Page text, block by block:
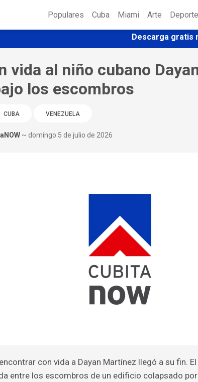
Populares Cuba Miami Arte
Descarga gratis
vida al niño cubano
los escombros
CUBA VENEZUELA
~ domingo 5 de julio de 2026
con vida a Dayan Martínez llegó a su fin.
entre los escombros de un edificio colapsado